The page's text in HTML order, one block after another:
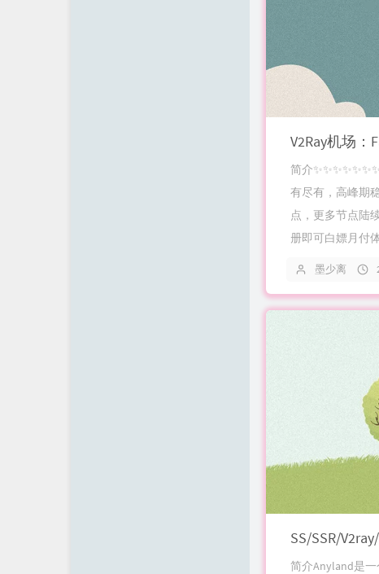
V2Ray机场：
简介
有尽有，高峰期
点，更多节点陆
册即可白嫖月付
墨少离
SS/SSR/
简介Anyland是